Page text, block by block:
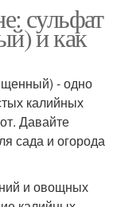
сульфат
и как
- одно
калийных
Давайте
сада и огорода
и овощных